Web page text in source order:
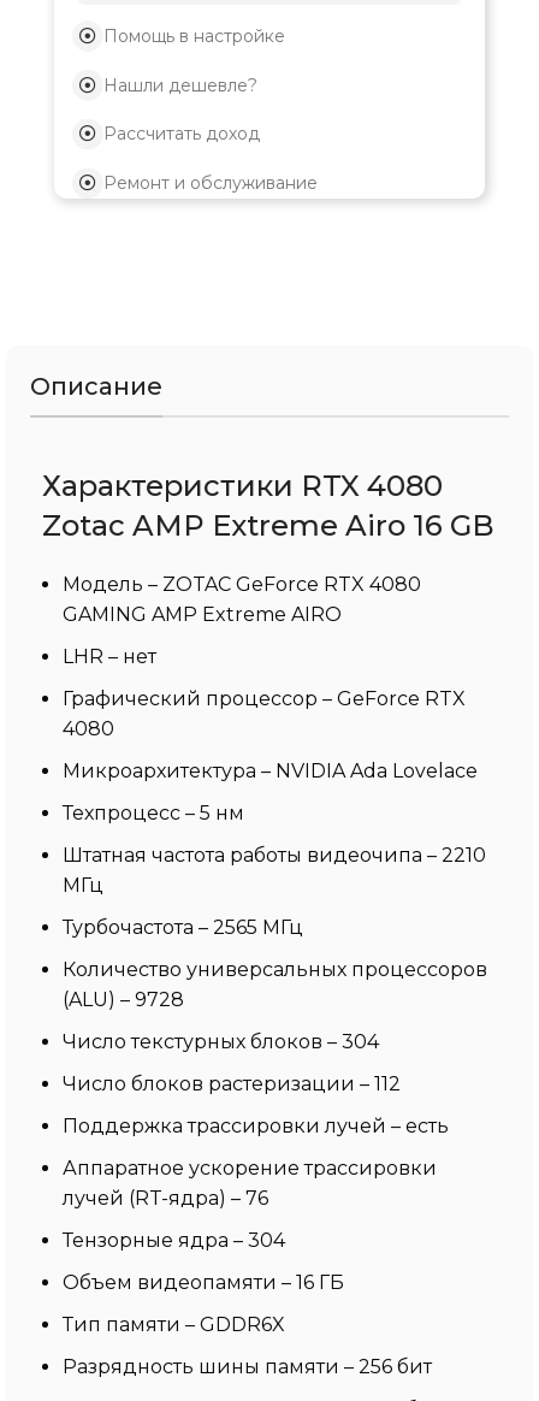
Помощь в настройке
Нашли дешевле?
Рассчитать доход
Ремонт и обслуживание
Описание
Характеристики RTX 4080
Zotac AMP Extreme Airo 16 GB
Модель – ZOTAC GeForce RTX 4080
GAMING AMP Extreme AIRO
LHR – нет
Графический процессор – GeForce RTX
4080
Микроархитектура – NVIDIA Ada Lovelace
Техпроцесс – 5 нм
Штатная частота работы видеочипа – 2210
МГц
Турбочастота – 2565 МГц
Количество универсальных процессоров
(ALU) – 9728
Число текстурных блоков – 304
Число блоков растеризации – 112
Поддержка трассировки лучей – есть
Аппаратное ускорение трассировки
лучей (RT-ядра) – 76
Тензорные ядра – 304
Объем видеопамяти – 16 ГБ
Тип памяти – GDDR6X
Разрядность шины памяти – 256 бит